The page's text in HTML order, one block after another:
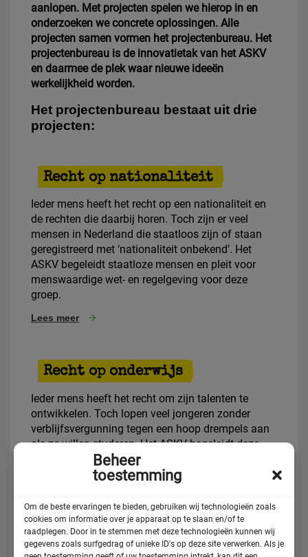
Beheer
toestemming
Om de beste ervaringen te bieden, gebruiken wij technologieën zoals
cookies om informatie over je apparaat op te slaan en/of te
raadplegen. Door in te stemmen met deze technologieën kunnen wij
gegevens zoals surfgedrag of unieke ID's op deze site verwerken. Als je
aanlopen. Met projecten spelen we hierop in en
onderzoeken we concrete oplossingen. Alle
projecten samen vormen het projectenbureau. Het
projectenbureau is de innovatietak van het ASKV
en daarmee de plek waar nieuwe ideeën
werkelijkheid worden.
Het projectenbureau bestaat uit drie
projecten:
Recht op nationaliteit
Ieder mens heeft het recht op een nationaliteit en
de rechten die daarbij horen. Toch zijn er veel
mensen in Nederland die staatloos zijn of staan
geregistreerd met ‘nationaliteit onbekend’. Het
ASKV begeleidt staatloze mensen en pleit voor
menswaardige wet- en regelgeving voor deze
groep.
Lees meer
Recht op onderwijs
Ieder mens heeft het recht om zijn talenten te
ontwikkelen. Toch lopen veel jongeren zonder
verblijfsvergunning tegen een hoop drempels aan
als ze willen studeren. Het ASKV begeleidt deze
jongeren naar onderwijs en pleit voor toegang tot
mbo en hoger onderwijs voor deze groep.